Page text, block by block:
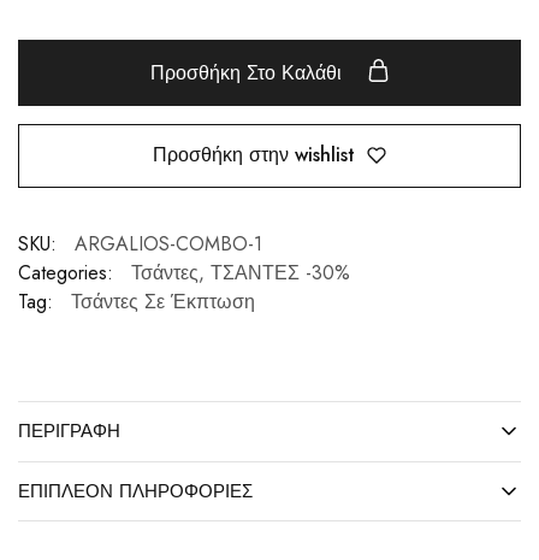
Προσθήκη Στο Καλάθι
Προσθήκη στην wishlist
SKU:
ARGALIOS-COMBO-1
Categories:
Τσάντες, ΤΣΑΝΤΕΣ -30%
Tag:
Τσάντες Σε Έκπτωση
ΠΕΡΙΓΡΑΦΉ
ΕΠΙΠΛΈΟΝ ΠΛΗΡΟΦΟΡΊΕΣ